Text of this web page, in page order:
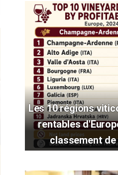
Les 10 régions
rentables
classement de